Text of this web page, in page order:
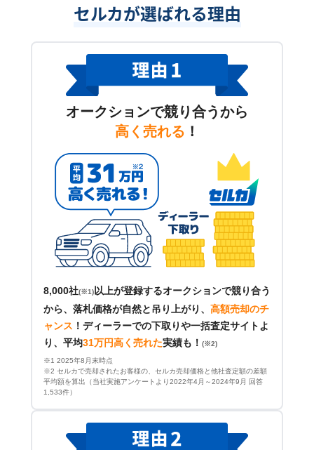
セルカが選ばれる理由
オークションで競り合うから
高く売れる ！
8,000社(※1) 以上が登録するオークションで競り合う
から、落札価格が自然と吊り上がり、 高額売却のチ
ャンス ！ ディーラーでの下取りや一括査定サイトよ
り、平均31万円高く売れた実績も！ (※2)
※1 2025年8月末時点
※2 セルカで売却されたお客様の、セルカ売却価格と他社査定額の差額
平均額を算出（当社実施アンケートより2022年4月～2024年9月 回答
1,533件）